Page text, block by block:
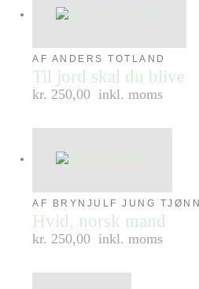
AF ANDERS TOTLAND
Til jord skal du blive
kr. 250,00 inkl. moms
AF BRYNJULF JUNG TJØNN
Hvid, norsk mand
kr. 250,00 inkl. moms